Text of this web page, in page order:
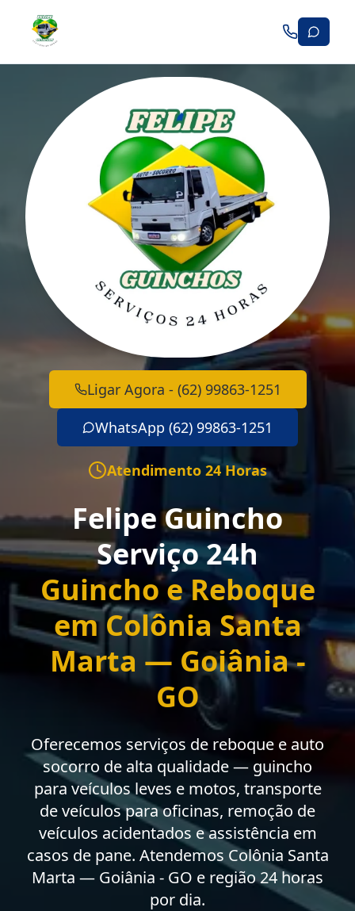
Ligar Agora - (62) 99863-1251
WhatsApp (62) 99863-1251
Atendimento 24 Horas
Felipe Guincho
Serviço 24h
Guincho e Reboque
em Colônia Santa
Marta — Goiânia -
GO
Oferecemos serviços de reboque e auto
socorro de alta qualidade — guincho
para veículos leves e motos, transporte
de veículos para oficinas, remoção de
veículos acidentados e assistência em
casos de pane. Atendemos Colônia Santa
Marta — Goiânia - GO e região 24 horas
por dia.